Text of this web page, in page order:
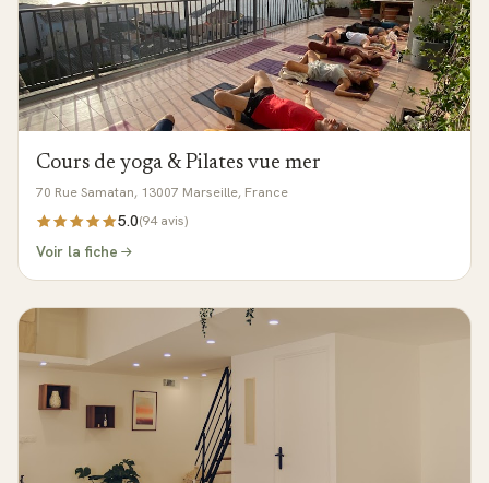
Cours de yoga & Pilates vue mer
70 Rue Samatan, 13007 Marseille, France
5.0(94avis)
Voir la fiche